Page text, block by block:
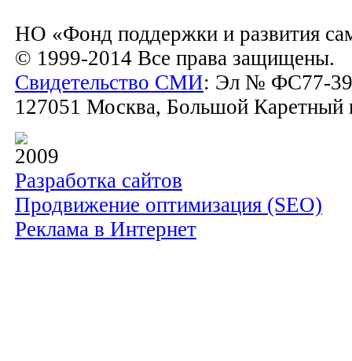
НО «Фонд поддержки и развития
© 1999-2014 Все права защищены.
Свидетельство СМИ: Эл № ФС77-
127051 Москва, Большой Каретный
2009
Разработка сайтов
Продвижение оптимизация (SEO)
Реклама в Интернет